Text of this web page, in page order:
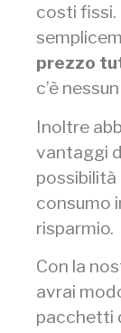
costi
prezzo
c’è
Inoltre
vantaggi
consumo
risparmio.
Con la
avrai
pacchetti